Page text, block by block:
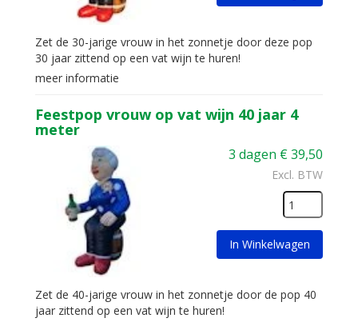
Zet de 30-jarige vrouw in het zonnetje door deze pop
30 jaar zittend op een vat wijn te huren!
meer informatie
Feestpop vrouw op vat wijn 40 jaar 4
meter
3 dagen €39,50
Excl. BTW
In Winkelwagen
Zet de 40-jarige vrouw in het zonnetje door de pop 40
jaar zittend op een vat wijn te huren!